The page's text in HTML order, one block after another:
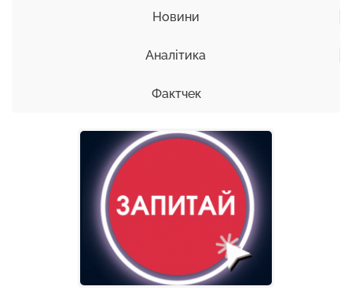
Новини
Аналітика
Фактчек